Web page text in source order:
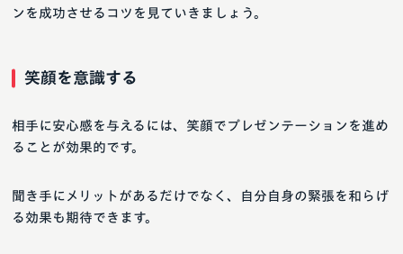
ンを成功させるコツを見ていきましょう。
笑顔を意識する
相手に安心感を与えるには、笑顔でプレゼンテーションを進め
ることが効果的です。
聞き手にメリットがあるだけでなく、自分自身の緊張を和らげ
る効果も期待できます。